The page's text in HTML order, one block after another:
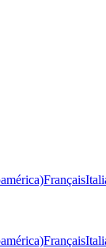
Français
Français